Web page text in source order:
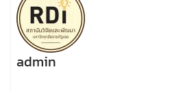
admin